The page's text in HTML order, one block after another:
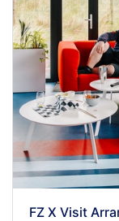
FZ X Visit